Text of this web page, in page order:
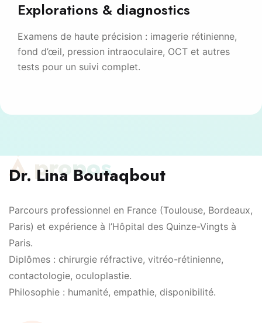
Explorations & diagnostics
Examens de haute précision : imagerie rétinienne,
fond d’œil, pression intraoculaire, OCT et autres
tests pour un suivi complet.
À propos
Dr. Lina Boutaqbout
Parcours professionnel en France (Toulouse, Bordeaux,
Paris) et expérience à l’Hôpital des Quinze-Vingts à
Paris.
Diplômes : chirurgie réfractive, vitréo-rétinienne,
contactologie, oculoplastie.
Philosophie : humanité, empathie, disponibilité.